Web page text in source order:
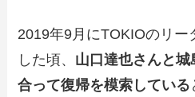
2019年9月にTOKIOのリー
した頃、 山口達也さんと城
合って復帰を模索している